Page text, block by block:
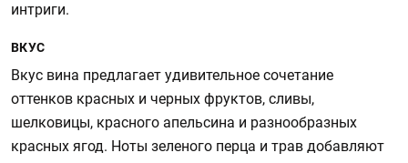
интриги.
ВКУС
Вкус вина предлагает удивительное сочетание
оттенков красных и черных фруктов, сливы,
шелковицы, красного апельсина и разнообразных
красных ягод. Ноты зеленого перца и трав добавляют